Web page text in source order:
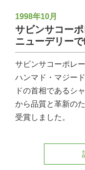
1998年10月
サビンサコー
ニューデリー
サビンサコーポレ
ハンマド・マジー
ドの首相であるシ
から品質と革新の
受賞しました。